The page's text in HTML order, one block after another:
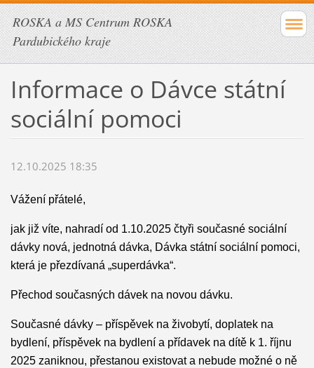
ROSKA a MS Centrum ROSKA
Pardubického kraje
Informace o Dávce státní
sociální pomoci
12.10.2025 18:35
Vážení přátelé,
jak již víte, nahradí od 1.10.2025 čtyři současné sociální
dávky nová, jednotná dávka, Dávka státní sociální pomoci,
která je přezdívaná „superdávka“.
Přechod současných dávek na novou dávku.
Současné dávky – příspěvek na živobytí, doplatek na
bydlení, příspěvek na bydlení a přídavek na dítě k 1. říjnu
2025 zaniknou, přestanou existovat a nebude možné o ně